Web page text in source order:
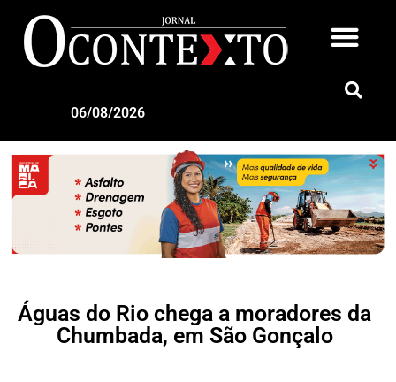
06/08/2026
Águas do Rio chega a moradores da
Chumbada, em São Gonçalo